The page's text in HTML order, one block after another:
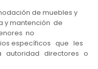
de muebles y
y mantención de
no
específicos que les
autoridad directores o